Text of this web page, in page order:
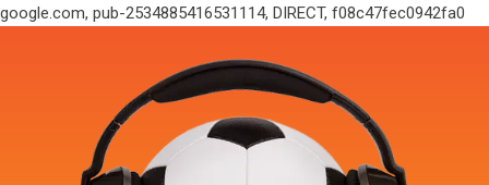
google.com, pub-2534885416531114, DIRECT, f08c47fec0942fa0